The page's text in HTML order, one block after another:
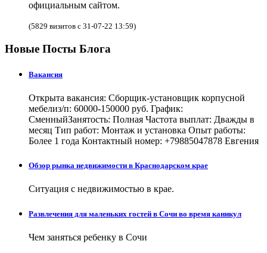
официальным сайтом.
(5829 визитов с 31-07-22 13:59)
Новые Посты Блога
Вакансия
Открыта вакансия: Сборщик-установщик корпусной
мебелиз/п: 60000-150000 руб. График:
СменныйЗанятость: Полная Частота выплат: Дважды в
месяц Тип работ: Монтаж и установка Опыт работы:
Более 1 года Контактный номер: +79885047878 Евгения
Обзор рынка недвижимости в Краснодарском крае
Ситуация с недвижимостью в крае.
Развлечения для маленьких гостей в Сочи во время каникул
Чем заняться ребенку в Сочи